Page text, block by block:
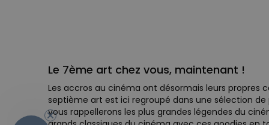
Le 7ème art chez vous, maintenant !
Les accros au cinéma ont désormais leurs propres
septième art est ici regroupé dans une sélection
vous rappellerons les plus grandes légendes du